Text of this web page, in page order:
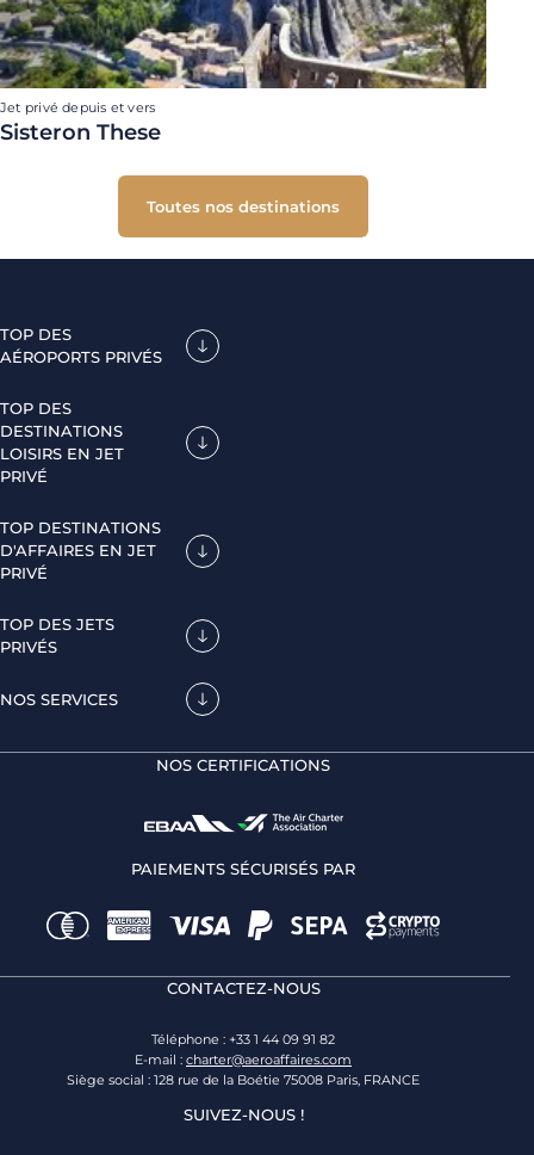
Jet privé depuis et vers
Sisteron These
Toutes nos destinations
TOP DES
AÉROPORTS PRIVÉS
TOP DES
DESTINATIONS
LOISIRS EN JET
PRIVÉ
TOP DESTINATIONS
D'AFFAIRES EN JET
PRIVÉ
TOP DES JETS
PRIVÉS
NOS SERVICES
NOS CERTIFICATIONS
PAIEMENTS SÉCURISÉS PAR
CONTACTEZ-NOUS
Téléphone : +33 1 44 09 91 82
E-mail : charter@aeroaffaires.com
Siège social : 128 rue de la Boétie 75008 Paris, FRANCE
SUIVEZ-NOUS !